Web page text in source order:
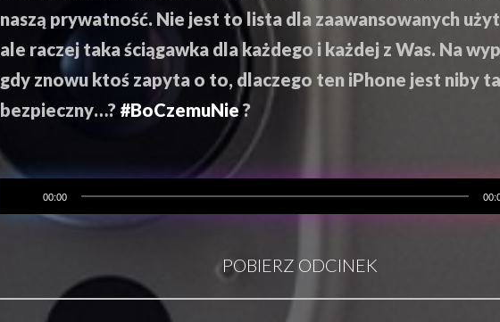
naszą prywatność. Nie jest to lista dla zaawansowanych
ale raczej taka ściągawka dla każdego i każdej z Was. Na
gdy znowu ktoś zapyta o to, dlaczego ten iPhone jest niby
bezpieczny…? #BoCzemuNie?
00:00
POBIERZ ODCINEK